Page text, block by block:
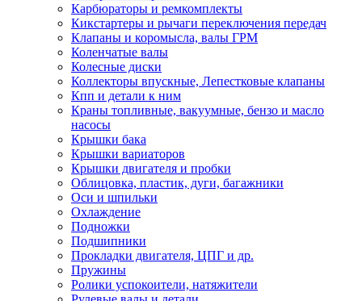
Карбюраторы и ремкомплекты
Кикстартеры и рычаги переключения передач
Клапаны и коромысла, валы ГРМ
Коленчатые валы
Колесные диски
Коллекторы впускные, Лепестковые клапаны
Кпп и детали к ним
Краны топливные, вакуумные, бензо и масло
насосы
Крышки бака
Крышки вариаторов
Крышки двигателя и пробки
Облицовка, пластик, дуги, багажники
Оси и шпильки
Охлаждение
Подножки
Подшипники
Прокладки двигателя, ЦПГ и др.
Пружины
Ролики успокоители, натяжители